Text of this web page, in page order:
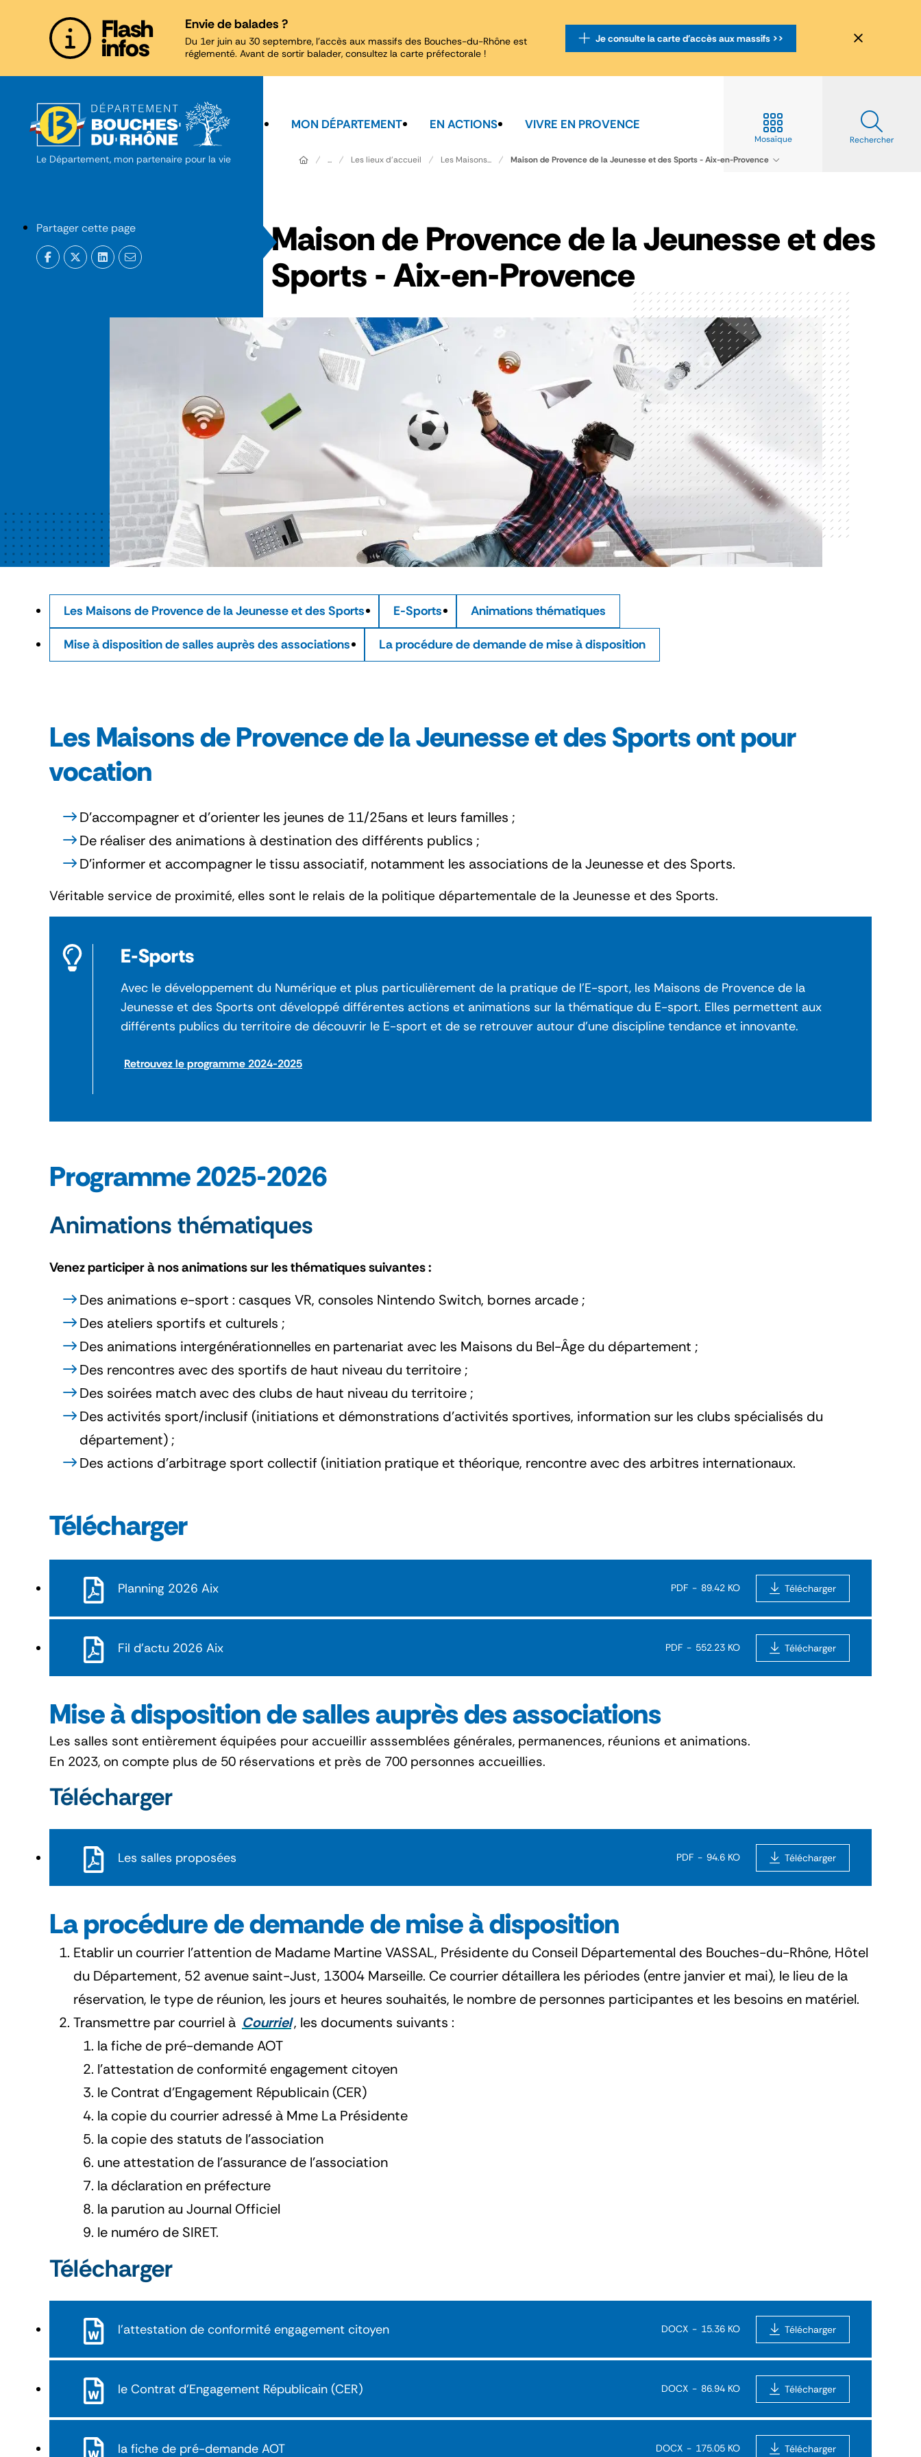
Flash
infos
Envie de balades ?
Du 1er juin au 30 septembre, l'accès aux massifs des Bouches-du-Rhône est
réglementé. Avant de sortir balader, consultez la carte préfectorale !
Je consulte la carte d'accès aux massifs >>
Le Département, mon partenaire pour la vie
MON DÉPARTEMENT EN ACTIONS VIVRE EN PROVENCE
Mosaïque
Rechercher
...
Les lieux d'accueil Les Maisons... Maison de Provence de la Jeunesse et des Sports - Aix-en-Provence
Maison de Provence de la Jeunesse et des
Sports - Aix-en-Provence
Partager cette page
Les Maisons de Provence de la Jeunesse et des Sports E-Sports Animations thématiques
Mise à disposition de salles auprès des associations La procédure de demande de mise à disposition
Les Maisons de Provence de la Jeunesse et des Sports ont pour
vocation
D’accompagner et d’orienter les jeunes de 11/25ans et leurs familles ;
De réaliser des animations à destination des différents publics ;
D’informer et accompagner le tissu associatif, notamment les associations de la Jeunesse et des Sports.
Véritable service de proximité, elles sont le relais de la politique départementale de la Jeunesse et des Sports.
E-Sports
Avec le développement du Numérique et plus particulièrement de la pratique de l’E-sport, les Maisons de Provence de la
Jeunesse et des Sports ont développé différentes actions et animations sur la thématique du E-sport. Elles permettent aux
différents publics du territoire de découvrir le E-sport et de se retrouver autour d’une discipline tendance et innovante.
Retrouvez le programme 2024-2025
Programme 2025-2026
Animations thématiques
Venez participer à nos animations sur les thématiques suivantes :
Des animations e-sport : casques VR, consoles Nintendo Switch, bornes arcade ;
Des ateliers sportifs et culturels ;
Des animations intergénérationnelles en partenariat avec les Maisons du Bel-Âge du département ;
Des rencontres avec des sportifs de haut niveau du territoire ;
Des soirées match avec des clubs de haut niveau du territoire ;
Des activités sport/inclusif (initiations et démonstrations d’activités sportives, information sur les clubs spécialisés du
département) ;
Des actions d’arbitrage sport collectif (initiation pratique et théorique, rencontre avec des arbitres internationaux.
Télécharger
Planning 2026 Aix PDF 89.42 KO Télécharger
Fil d'actu 2026 Aix PDF 552.23 KO Télécharger
Mise à disposition de salles auprès des associations
Les salles sont entièrement équipées pour accueillir asssemblées générales, permanences, réunions et animations.
En 2023, on compte plus de 50 réservations et près de 700 personnes accueillies.
Télécharger
Les salles proposées PDF 94.6 KO Télécharger
La procédure de demande de mise à disposition
Etablir un courrier l’attention de Madame Martine VASSAL, Présidente du Conseil Départemental des Bouches-du-Rhône, Hôtel
du Département, 52 avenue saint-Just, 13004 Marseille. Ce courrier détaillera les périodes (entre janvier et mai), le lieu de la
réservation, le type de réunion, les jours et heures souhaités, le nombre de personnes participantes et les besoins en matériel.
Transmettre par courriel à Courriel, les documents suivants :
la fiche de pré-demande AOT
l'attestation de conformité engagement citoyen
le Contrat d'Engagement Républicain (CER)
la copie du courrier adressé à Mme La Présidente
la copie des statuts de l'association
une attestation de l’assurance de l’association
la déclaration en préfecture
la parution au Journal Officiel
le numéro de SIRET.
Télécharger
l'attestation de conformité engagement citoyen DOCX 15.36 KO Télécharger
le Contrat d'Engagement Républicain (CER) DOCX 86.94 KO Télécharger
la fiche de pré-demande AOT DOCX 175.05 KO Télécharger